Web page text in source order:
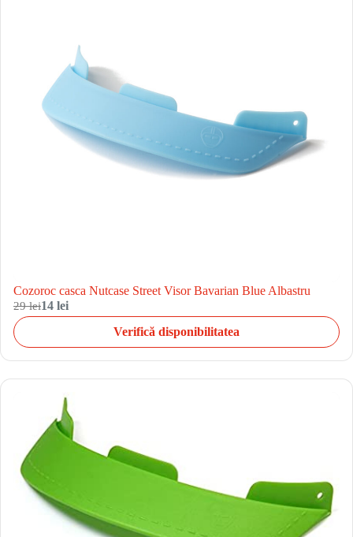
Cozoroc casca Nutcase Street Visor Bavarian Blue Albastru
29 lei14 lei
Verifică disponibilitatea